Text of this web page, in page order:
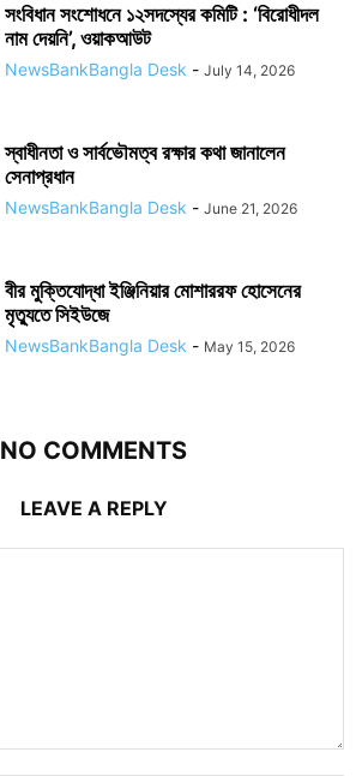
সংবিধান সংশোধনে ১২সদস্যের কমিটি : ‘বিরোধীদল
নাম দেয়নি’, ওয়াকআউট
NewsBankBangla Desk - July 14, 2026
স্বাধীনতা ও সার্বভৌমত্ব রক্ষার কথা জানালেন
সেনাপ্রধান
NewsBankBangla Desk - June 21, 2026
বীর মুক্তিযোদ্ধা ইঞ্জিনিয়ার মোশাররফ হোসেনের
মৃত্যুতে সিইউজে
NewsBankBangla Desk - May 15, 2026
NO COMMENTS
LEAVE A REPLY